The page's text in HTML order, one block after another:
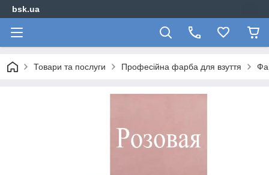
bsk.ua
Товари та послуги Професійна фарба для взуття